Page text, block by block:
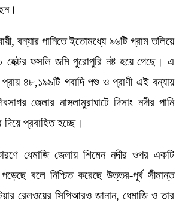
বন্যার পানিতে ইতোমধ্যে ৯৬টি গ্রাম তলিয়ে
ফসলি জমি পুরোপুরি নষ্ট হয়ে গেছে। এ
প্রায় ৪৮,১৯৯টি গবাদি পশু ও প্রাণী এই বন্যায়
জেলার নাঙ্গলামুরাঘাটে দিসাং নদীর পানি
দিয়ে প্রবাহিত হচ্ছে।
ধেমাজি জেলায় শিমেন নদীর ওপর একটি
বলে নিশ্চিত করেছে উত্তর-পূর্ব সীমান্ত
রেলওয়ের সিপিআরও জানান, ধেমাজি ও তার